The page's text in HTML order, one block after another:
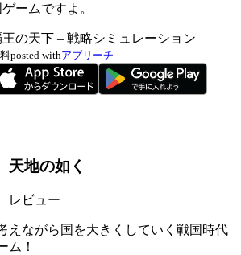
ームですよ。
王の天下 – 戦略シミュレーション
posted withアプリーチ
天地の如く
えながら国を大きくしていく戦国時代
ム！